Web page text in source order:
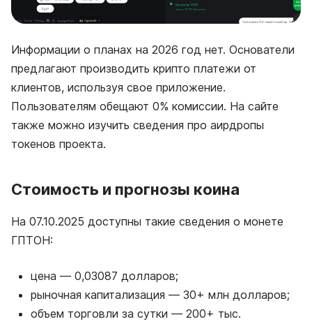
Информации о планах на 2026 год нет. Основатели
предлагают производить крипто платежи от
клиентов, используя свое приложение.
Пользователям обещают 0% комиссии. На сайте
также можно изучить сведения про аирдропы
токенов проекта.
Стоимость и прогнозы коина
На 07.10.2025 доступны такие сведения о монете
ГПТОН:
цена — 0,03087 долларов;
рыночная капитализация — 30+ млн долларов;
объем торговли за сутки — 200+ тыс.